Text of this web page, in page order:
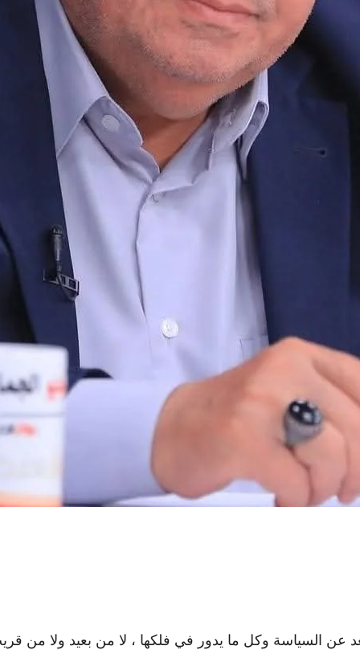
عن السياسة وكل ما يدور في فلكها ، لا من بعيد ولا من